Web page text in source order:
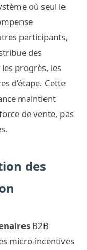
où seul le
participants,
des
progrès, les
d’étape. Cette
maintient
de vente, pas
des
B2B
micro-incentives